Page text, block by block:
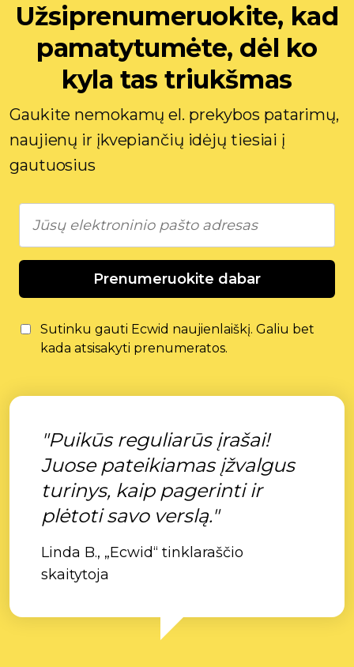
Užsiprenumeruokite, kad
pamatytumėte, dėl ko
kyla tas triukšmas
Gaukite nemokamų el. prekybos patarimų,
naujienų ir įkvepiančių idėjų tiesiai į
gautuosius
Prenumeruokite dabar
Sutinku gauti Ecwid naujienlaiškį. Galiu bet
kada atsisakyti prenumeratos.
"Puikūs reguliarūs įrašai!
Juose pateikiamas įžvalgus
turinys, kaip pagerinti ir
plėtoti savo verslą."
Linda B., „Ecwid“ tinklaraščio
skaitytoja